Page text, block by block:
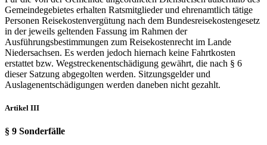
Gemeindegebietes erhalten Ratsmitglieder und ehrenamtlich tätige
Personen Reisekostenvergütung nach dem Bundesreisekostengesetz
in der jeweils geltenden Fassung im Rahmen der
Ausführungsbestimmungen zum Reisekostenrecht im Lande
Niedersachsen. Es werden jedoch hiernach keine Fahrtkosten
erstattet bzw. Wegstreckenentschädigung gewährt, die nach § 6
dieser Satzung abgegolten werden. Sitzungsgelder und
Auslagenentschädigungen werden daneben nicht gezahlt.
Artikel III
§ 9 Sonderfälle